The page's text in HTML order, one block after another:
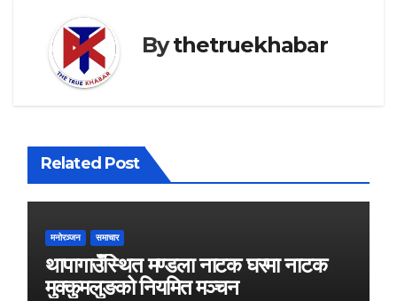
Bythetruekhabar
Related Post
मनोरञ्जन समाचार
थापागाउँस्थित मण्डला नाटक घरमा नाटक
मुक्कुमलुङको नियमित मञ्चन